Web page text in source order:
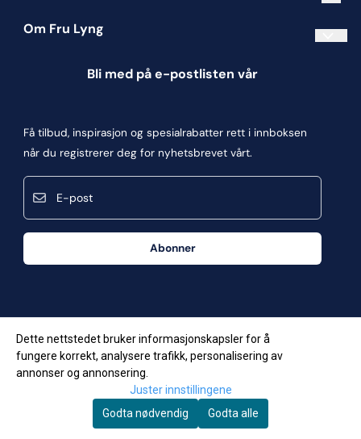
Om Fru Lyng
Informasjonskapsler
Kontakt oss
Kjøpsbetingelser
Frakt og retur
Våre butikker
Bli med på e-postlisten vår
Få tilbud, inspirasjon og spesialrabatter rett i innboksen
når du registrerer deg for nyhetsbrevet vårt.
Abonner
© Copyright Company, org. number 957623034
Dette nettstedet bruker informasjonskapsler for å
fungere korrekt, analysere trafikk, personalisering av
annonser og annonsering.
Juster innstillingene
Godta nødvendig
Godta alle